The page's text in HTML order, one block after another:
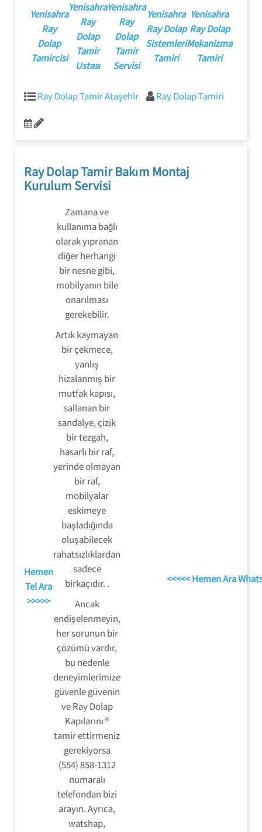
Yenisahra
Ray
Dolap
Tamircisi
Yenisahra
Ray
Dolap
Tamir
Ustası
Yenisahra
Ray
Dolap
Tamir
Servisi
Yenisahra
Ray Dolap
Sistemleri
Tamiri
Yenisahra
Ray Dolap
Mekanizma
Tamiri
Ray Dolap Tamir Ataşehir Ray Dolap Tamiri
Ray Dolap Tamir Bakım Montaj
Kurulum Servisi
Hemen
Tel Ara
>>>>>
Zamana ve
kullanıma bağlı
olarak yıpranan
diğer herhangi
bir nesne gibi,
mobilyanın bile
onarılması
gerekebilir.
Artık kaymayan
bir çekmece,
yanlış
hizalanmış bir
mutfak kapısı,
sallanan bir
sandalye, çizik
bir tezgah,
hasarlı bir raf,
yerinde olmayan
bir raf,
mobilyalar
eskimeye
başladığında
oluşabilecek
rahatsızlıklardan
sadece
birkaçıdır. .
Ancak
endişelenmeyin,
her sorunun bir
çözümü vardır,
bu nedenle
deneyimlerimize
güvenle güvenin
ve Ray Dolap
Kapılarını ®
tamir ettirmeniz
gerekiyorsa
(554) 858-1312
numaralı
telefondan bizi
arayın. Ayrıca,
watshap,
<<<<< Hemen Ara